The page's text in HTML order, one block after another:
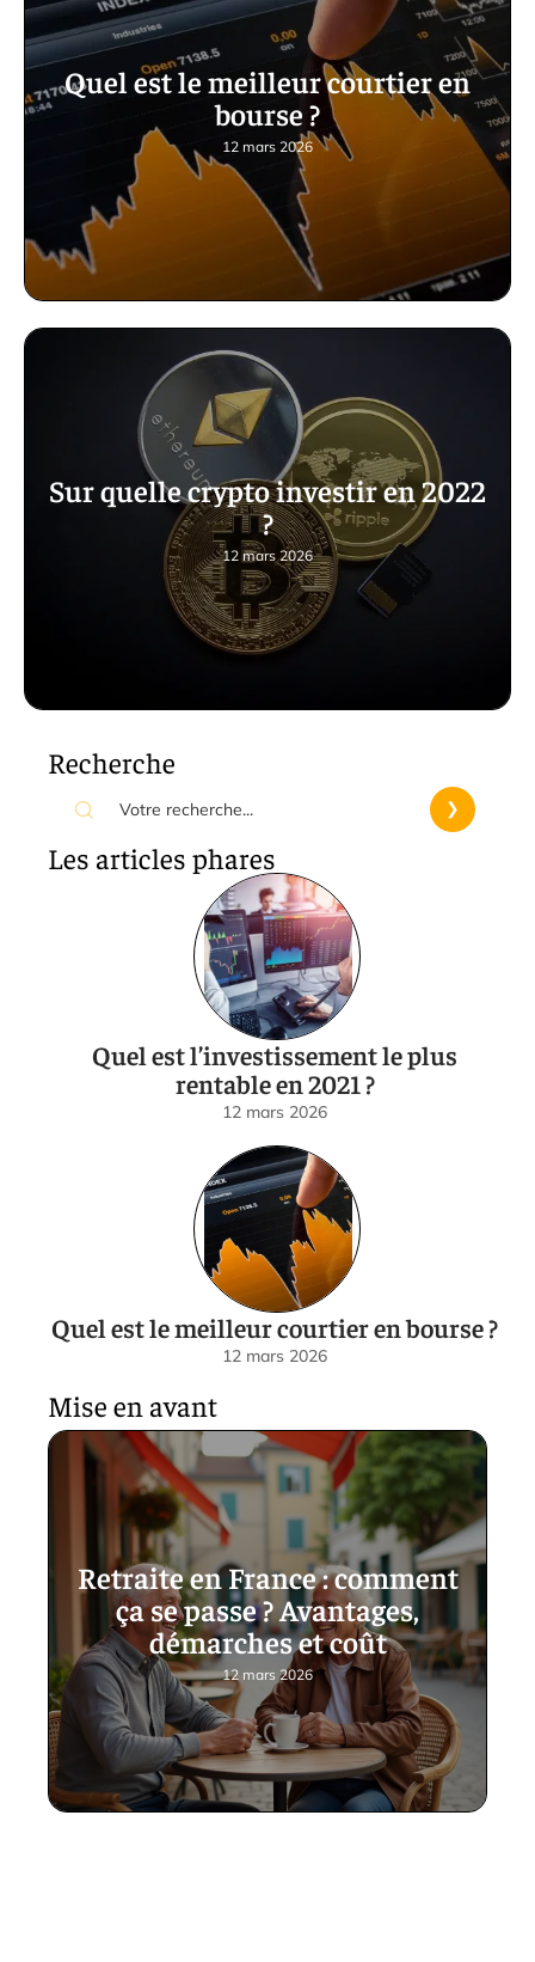
Quel est le meilleur courtier en
bourse ?
12 mars 2026
Sur quelle crypto investir en 2022
?
12 mars 2026
Recherche
Les articles phares
Quel est l’investissement le plus
rentable en 2021 ?
12 mars 2026
Quel est le meilleur courtier en bourse ?
12 mars 2026
Mise en avant
Retraite en France : comment
ça se passe ? Avantages,
démarches et coût
12 mars 2026